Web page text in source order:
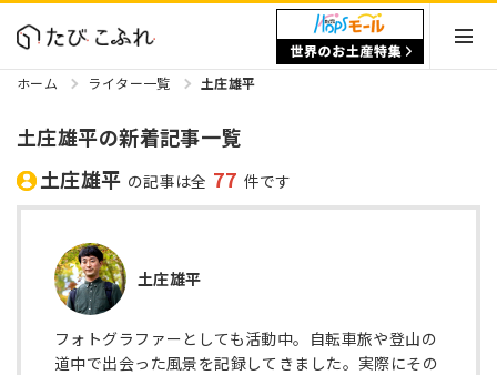
ホーム ライター一覧 土庄雄平
土庄雄平の新着記事一覧
土庄雄平 の記事は全 77 件です
土庄雄平
フォトグラファーとしても活動中。自転車旅や登山の
道中で出会った風景を記録してきました。実際にその